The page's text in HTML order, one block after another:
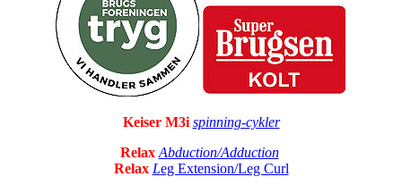
Keiser M3i spinning-cykler
Relax Abduction/Adduction
Relax Leg Extension/Leg Curl